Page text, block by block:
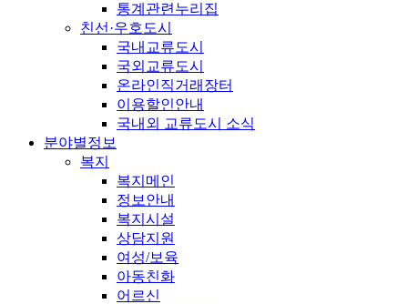
통계관련누리집
친선·우호도시
국내교류도시
국외교류도시
온라인직거래장터
이용할인안내
국내외 교류도시 소식
분야별정보
복지
복지메인
정보안내
복지시설
상담지원
여성/보육
아동친화
어르신